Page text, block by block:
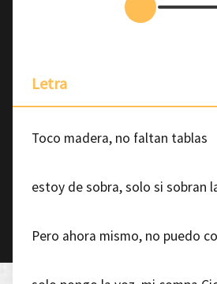
Letra
Toco madera, no faltan tablas
estoy de sobra, solo si sobran
Pero ahora mismo, no puedo